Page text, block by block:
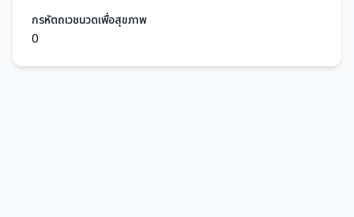
กรหัตถเวชนวดเพื่อสุขภาพ
0